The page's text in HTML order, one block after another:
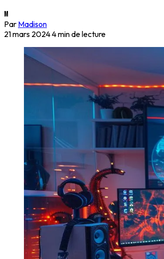
M
Par Madison
21 mars 20244 min de lecture